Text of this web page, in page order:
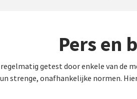
Pers en
getest door enkele van de
strenge, onafhankelijke normen.